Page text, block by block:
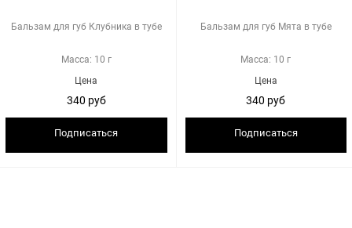
Бальзам для губ Клубника в тубе
Масса: 10 г
Цена
340 руб
Подписаться
Бальзам для губ Мята в тубе
Масса: 10 г
Цена
340 руб
Подписаться